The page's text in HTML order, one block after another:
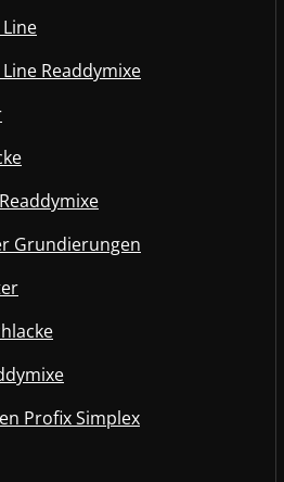
Readdymixe
Grundierungen
Profix Simplex